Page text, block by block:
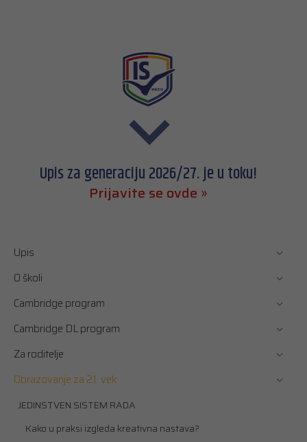
Upis za generaciju 2026/27. je u toku!
Prijavite se ovde »
Upis
O školi
Cambridge program
Cambridge DL program
Za roditelje
Obrazovanje za 21. vek
JEDINSTVEN SISTEM RADA
Kako u praksi izgleda kreativna nastava?